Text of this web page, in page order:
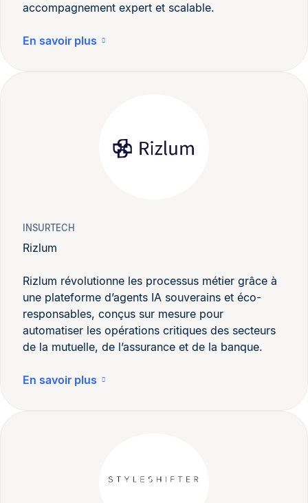
accompagnement expert et scalable.
En savoir plus
INSURTECH
Rizlum
Rizlum révolutionne les processus métier grâce à
une plateforme d’agents IA souverains et éco-
responsables, conçus sur mesure pour
automatiser les opérations critiques des secteurs
de la mutuelle, de l’assurance et de la banque.
En savoir plus